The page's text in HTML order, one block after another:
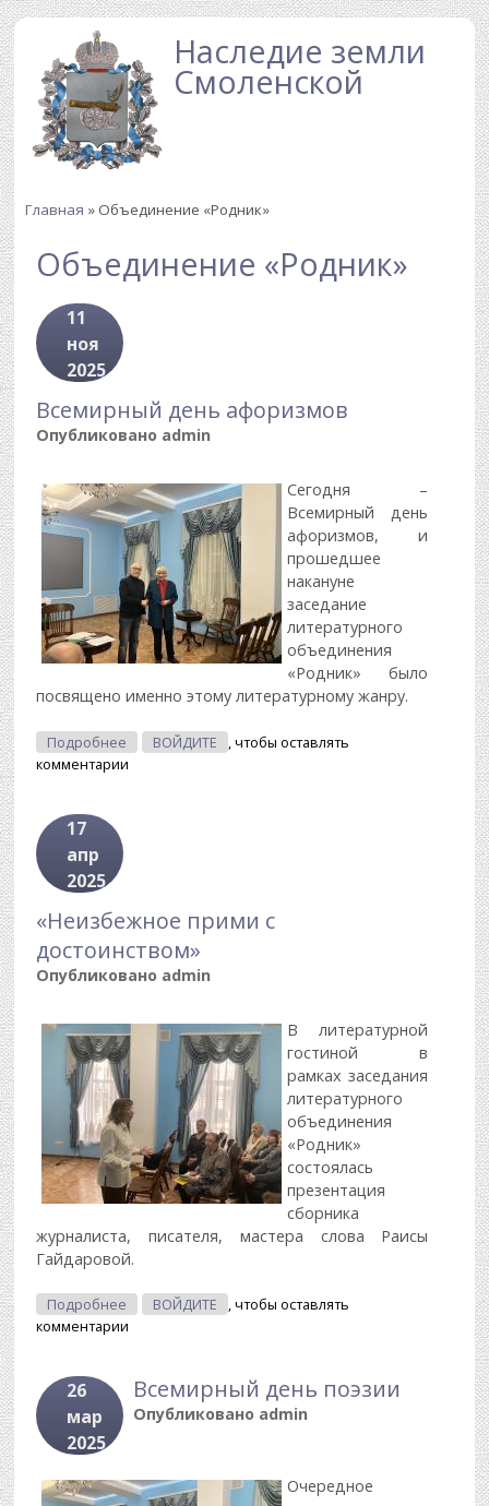
Перейти к основному содержаниюНаследие земли
Смоленской
Главная » Объединение «Родник»
Объединение «Родник»
11
ноя
2025
Всемирный день афоризмов
Опубликовано admin
Сегодня –
Всемирный день
афоризмов, и
прошедшее
накануне
заседание
литературного
объединения
«Родник» было
посвящено именно этому литературному жанру.
Подробнее О Всемирный День Афоризмов
ВОЙДИТЕ
, чтобы оставлять
комментарии
17
апр
2025
«Неизбежное прими с
достоинством»
Опубликовано admin
В литературной
гостиной в
рамках заседания
литературного
объединения
«Родник»
состоялась
презентация
сборника
журналиста, писателя, мастера слова Раисы
Гайдаровой.
Подробнее О «Неизбежное Прими С Достоинством»
ВОЙДИТЕ
, чтобы оставлять
комментарии
26
мар
2025
Всемирный день поэзии
Опубликовано admin
Очередное